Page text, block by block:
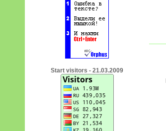
Start visitors - 21.03.2009